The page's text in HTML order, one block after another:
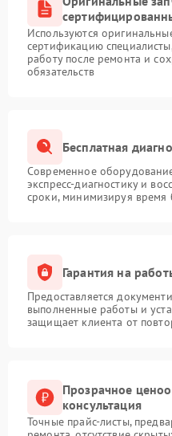
Используются
сертификацию
работу после ремонта и
обязательств
Бесплатная
Современное
экспресс-диагностику и
сроки, минимизируя время
Гарантия на
Предоставляется
выполненные работы и
защищает клиента от
Прозрачное
консультация
Точные прайс-листы,